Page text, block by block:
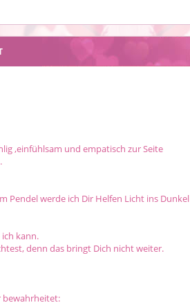
,einfühlsam und empatisch zur Seite
Pendel werde ich Dir Helfen Licht ins Dunkel
kann.
denn das bringt Dich nicht weiter.
bewahrheitet: